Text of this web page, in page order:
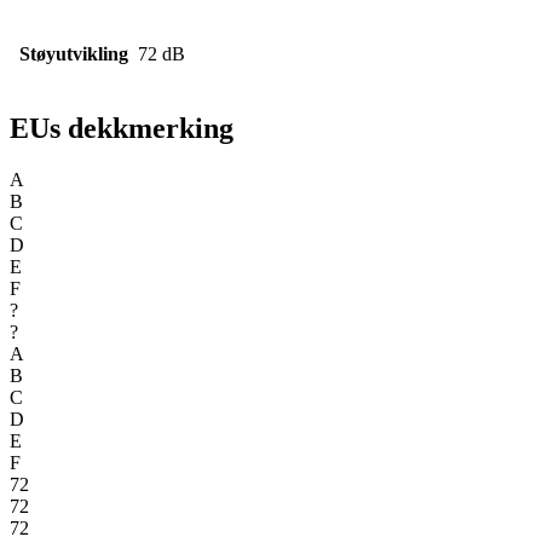
Støyutvikling 72 dB
EUs dekkmerking
A
B
C
D
E
F
?
?
A
B
C
D
E
F
72
72
72